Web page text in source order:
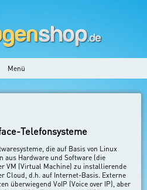
Menü
Telefonsysteme
die auf Basis von Linux
aus Hardware und Software (die
VM (Virtual Machine) zu installierende
Cloud, d.h. auf Internet-Basis. Externe
überwiegend VoIP (Voice over IP), aber